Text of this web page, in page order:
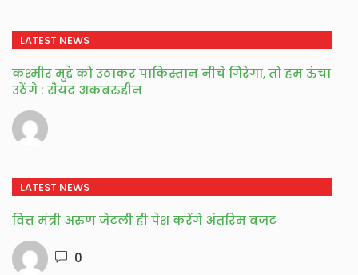
LATEST NEWS
कश्मीर मुद्दे को उठाकर पाकिस्तान नीचे गिरेगा, तो हम ऊंचा
उठेंगे : सैयद अकबरुद्दीन
LATEST NEWS
वित्त मंत्री अरुण जेटली ही पेश करेंगे अंतरिम बजट
0